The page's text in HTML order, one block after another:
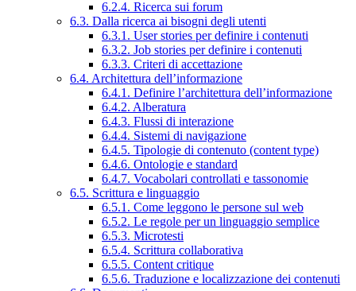
6.2.4. Ricerca sui forum
6.3. Dalla ricerca ai bisogni degli utenti
6.3.1. User stories per definire i contenuti
6.3.2. Job stories per definire i contenuti
6.3.3. Criteri di accettazione
6.4. Architettura dell’informazione
6.4.1. Definire l’architettura dell’informazione
6.4.2. Alberatura
6.4.3. Flussi di interazione
6.4.4. Sistemi di navigazione
6.4.5. Tipologie di contenuto (content type)
6.4.6. Ontologie e standard
6.4.7. Vocabolari controllati e tassonomie
6.5. Scrittura e linguaggio
6.5.1. Come leggono le persone sul web
6.5.2. Le regole per un linguaggio semplice
6.5.3. Microtesti
6.5.4. Scrittura collaborativa
6.5.5. Content critique
6.5.6. Traduzione e localizzazione dei contenuti